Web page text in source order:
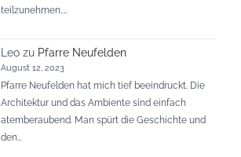
teilzunehmen,…
Leo zu Pfarre Neufelden
August 12, 2023
Pfarre Neufelden hat mich tief beeindruckt. Die
Architektur und das Ambiente sind einfach
atemberaubend. Man spürt die Geschichte und
den…